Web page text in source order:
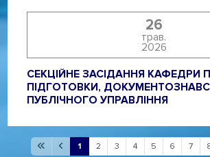
26
трав.
2026
СЕКЦІЙНЕ ЗАСІДАННЯ КАФЕДРИ
ПІДГОТОВКИ,
ПУБЛІЧНОГО УПРАВЛІННЯ
1 2 3 4 5 6 7